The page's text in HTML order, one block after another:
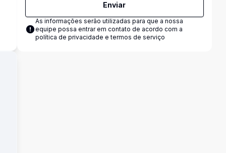
Enviar
As informações serão utilizadas para que a nossa
equipe possa entrar em contato de acordo com a
política de privacidade e termos de serviço